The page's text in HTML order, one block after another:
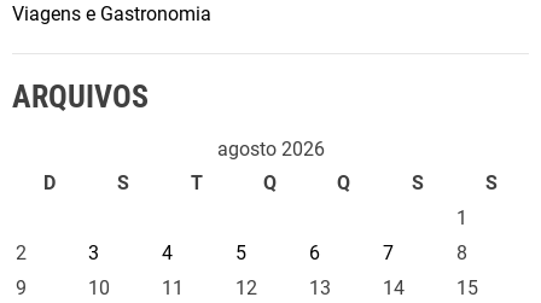
Viagens e Gastronomia
ARQUIVOS
agosto 2026
D
S T Q Q S
S
1
2
3 4 5 6 7
8
9
10 11 12 13 14
15